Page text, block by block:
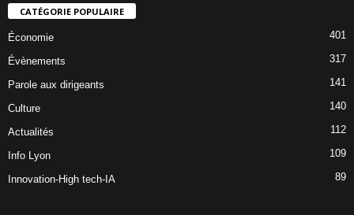
CATÉGORIE POPULAIRE
Économie 401
Évènements 317
Parole aux dirigeants 141
Culture 140
Actualités 112
Info Lyon 109
Innovation-High tech-IA 89